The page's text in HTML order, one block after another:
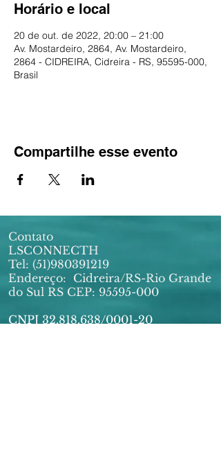
Horário e local
20 de out. de 2022, 20:00 – 21:00
Av. Mostardeiro, 2864, Av. Mostardeiro,
2864 - CIDREIRA, Cidreira - RS, 95595-000,
Brasil
Compartilhe esse evento
Contato
LSCONNECTH
Tel: (51)980391219
Endereço: Cidreira/RS-Rio Grande
do Sul RS CEP: 95595-000
CNPJ 32.818.638/0001-20